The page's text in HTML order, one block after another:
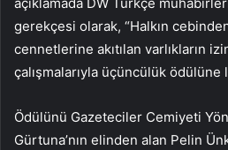
açıklamada DW Türkçe
gerekçesi olarak, “Halkın
cennetlerine akıtılan varlıkların
çalışmalarıyla üçüncülük ödülüne
Ödülünü Gazeteciler Cemiyeti
Gürtuna’nın elinden alan Pelin